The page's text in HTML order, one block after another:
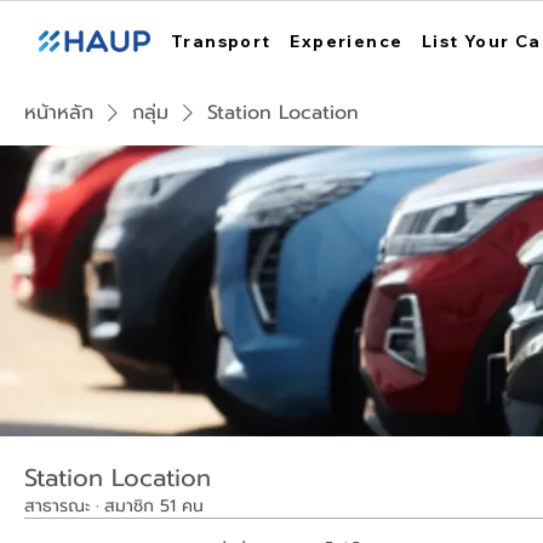
Transport Experience List Your
หน้าหลัก กลุ่ม Station Location
Station Location
สาธารณะ · สมาชิก 51 คน